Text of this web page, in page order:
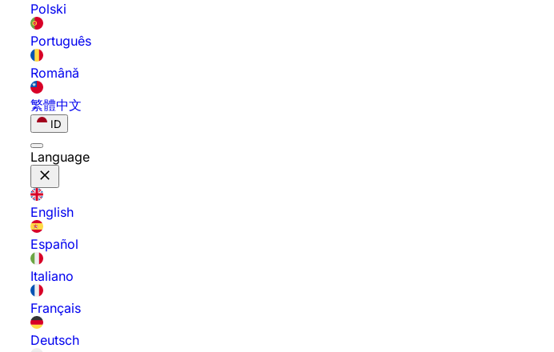
Polski
Português
Română
繁體中文
ID
Language
English
Español
Italiano
Français
Deutsch